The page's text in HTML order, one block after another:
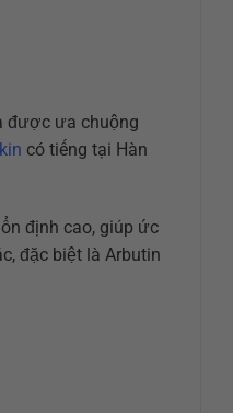
được ưa chuộng
có tiếng tại Hàn
định cao, giúp ức
đặc biệt là Arbutin